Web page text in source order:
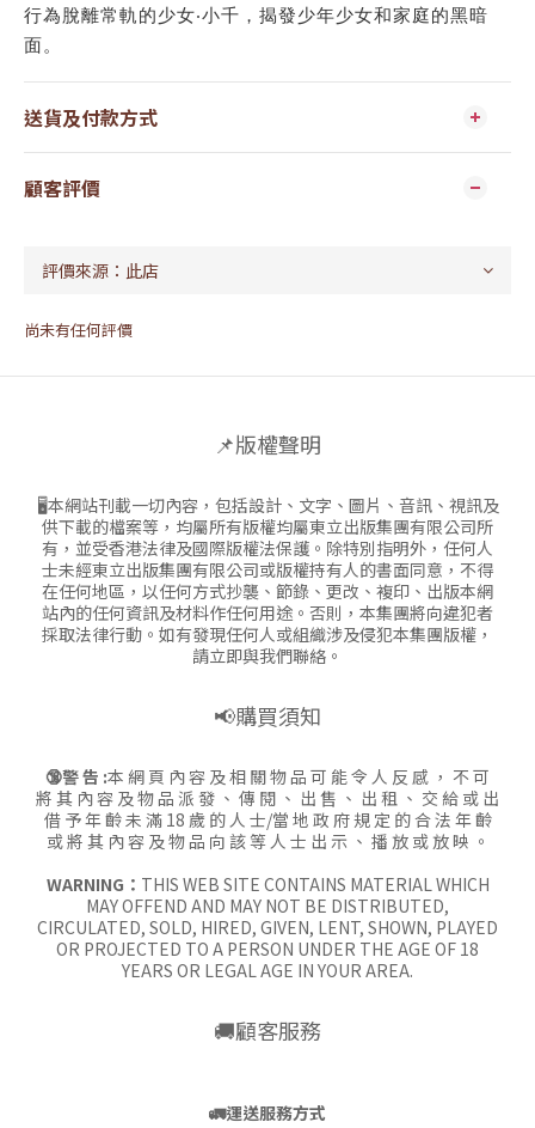
行為脫離常軌的少女‧小千，揭發少年少女和家庭的黑暗
面。
送貨及付款方式
顧客評價
尚未有任何評價
📌版權聲明
🖥本網站刊載一切內容，包括設計、文字、圖片、音訊、視訊及
供下載的檔案等，均屬所有版權均屬東立出版集團有限公司所
有，並受香港法律及國際版權法保護。除特別指明外，任何人
士未經東立出版集團有限公司或版權持有人的書面同意，不得
在任何地區，以任何方式抄襲、節錄、更改、複印、出版本網
站內的任何資訊及材料作任何用途。否則，本集團將向違犯者
採取法律行動。如有發現任何人或組織涉及侵犯本集團版權，
請立即與我們聯絡。
📢購買須知
🔞警 告 :本 網 頁 內 容 及 相 關 物 品 可 能 令 人 反 感 ， 不 可
將 其 內 容 及 物 品 派 發 、 傳 閱 、 出 售 、 出 租 、 交 給 或 出
借 予 年 齡 未 滿 18 歲 的 人 士/當 地 政 府 規 定 的 合 法 年 齡
或 將 其 內 容 及 物 品 向 該 等 人 士 出 示 、 播 放 或 放 映 。
WARNING： THIS WEB SITE CONTAINS MATERIAL WHICH
MAY OFFEND AND MAY NOT BE DISTRIBUTED,
CIRCULATED, SOLD, HIRED, GIVEN, LENT, SHOWN, PLAYED
OR PROJECTED TO A PERSON UNDER THE AGE OF 18
YEARS OR LEGAL AGE IN YOUR AREA.
🚚顧客服務
🚛運送服務方式